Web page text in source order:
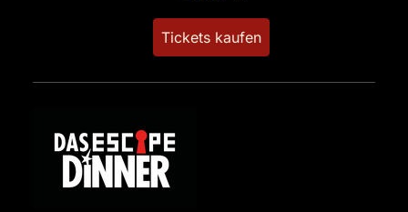
Tickets kaufen